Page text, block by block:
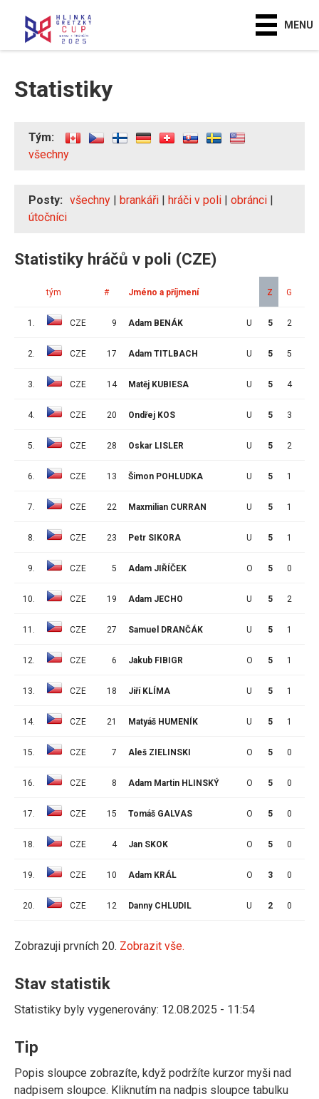
MENU
Statistiky
Tým:
všechny
Posty: všechny | brankáři | hráči v poli | obránci |
útočníci
Statistiky hráčů v poli (CZE)
tým # Jméno a příjmení Z G
1. CZE 9 Adam BENÁK U 5 2
2. CZE 17 Adam TITLBACH U 5 5
3. CZE 14 Matěj KUBIESA U 5 4
4. CZE 20 Ondřej KOS U 5 3
5. CZE 28 Oskar LISLER U 5 2
6. CZE 13 Šimon POHLUDKA U 5 1
7. CZE 22 Maxmilian CURRAN U 5 1
8. CZE 23 Petr SIKORA U 5 1
9. CZE 5 Adam JIŘÍČEK O 5 0
10. CZE 19 Adam JECHO U 5 2
11. CZE 27 Samuel DRANČÁK U 5 1
12. CZE 6 Jakub FIBIGR O 5 1
13. CZE 18 Jiří KLÍMA U 5 1
14. CZE 21 Matyáš HUMENÍK U 5 1
15. CZE 7 Aleš ZIELINSKI O 5 0
16. CZE 8 Adam Martin HLINSKÝ O 5 0
17. CZE 15 Tomáš GALVAS O 5 0
18. CZE 4 Jan SKOK O 5 0
19. CZE 10 Adam KRÁL O 3 0
20. CZE 12 Danny CHLUDIL U 2 0
Zobrazuji prvních 20. Zobrazit vše.
Stav statistik
Statistiky byly vygenerovány: 12.08.2025 - 11:54
Tip
Popis sloupce zobrazíte, když podržíte kurzor myši nad
nadpisem sloupce. Kliknutím na nadpis sloupce tabulku